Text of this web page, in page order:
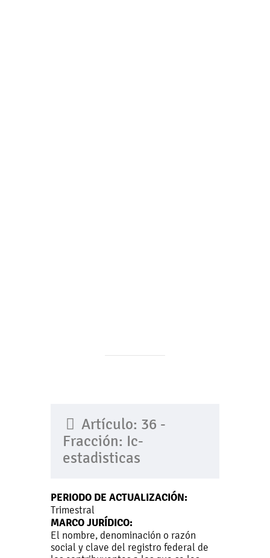
Artículo: 36 -
Fracción: Ic-
estadisticas
PERIODO DE ACTUALIZACIÓN:
Trimestral
MARCO JURÍDICO:
El nombre, denominación o razón
social y clave del registro federal de